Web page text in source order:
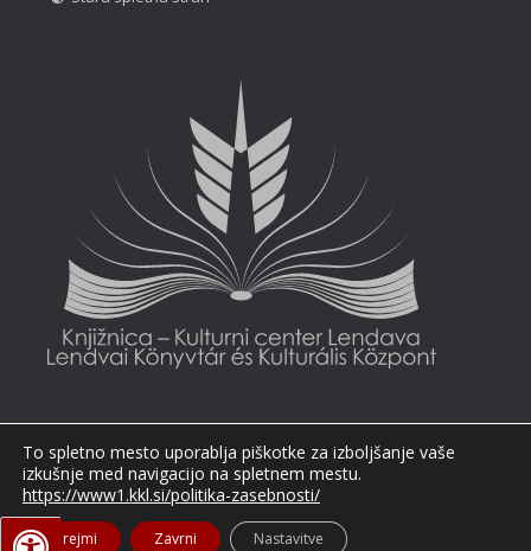
To spletno mesto uporablja piškotke za izboljšanje vaše
izkušnje med navigacijo na spletnem mestu.
https://www1.kkl.si/politika-zasebnosti/
Sprejmi Zavrni Nastavitve